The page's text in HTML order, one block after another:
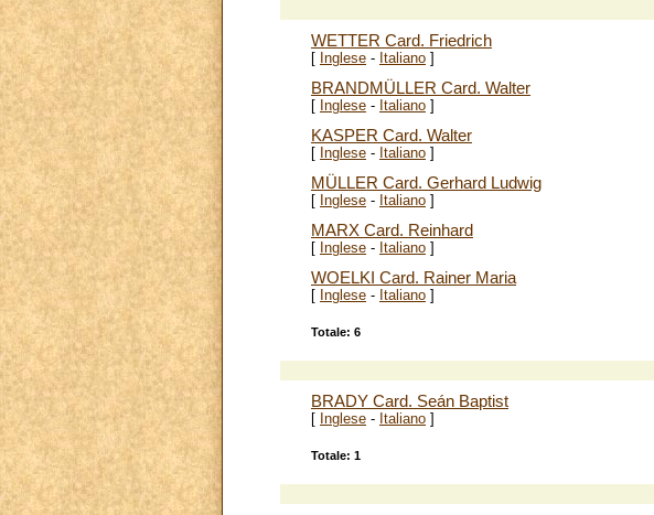
WETTER Card. Friedrich
[ Inglese - Italiano ]
BRANDMÜLLER Card. Walter
[ Inglese - Italiano ]
KASPER Card. Walter
[ Inglese - Italiano ]
MÜLLER Card. Gerhard Ludwig
[ Inglese - Italiano ]
MARX Card. Reinhard
[ Inglese - Italiano ]
WOELKI Card. Rainer Maria
[ Inglese - Italiano ]
Totale: 6
BRADY Card. Seán Baptist
[ Inglese - Italiano ]
Totale: 1